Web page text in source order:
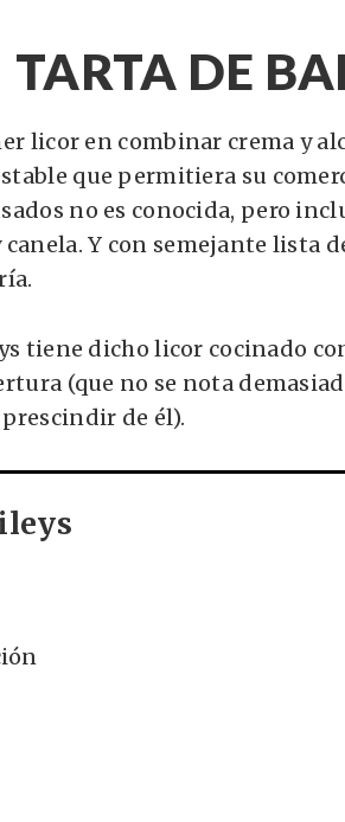
TARTA DE
licor en combinar crema y
que permitiera su
no es conocida, pero
canela. Y con semejante lista
tiene dicho licor cocinado
(que no se nota
de él).